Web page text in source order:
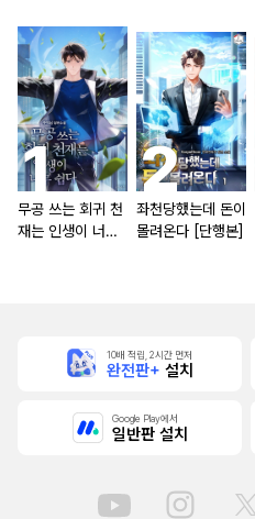
무공 쓰는 회귀 천
재는 인생이 너무
좌천당했는데 돈이
몰려온다 [단행본]
10배 적립, 2시간 먼저
완전판+ 설치
Google Play에서
일반판 설치